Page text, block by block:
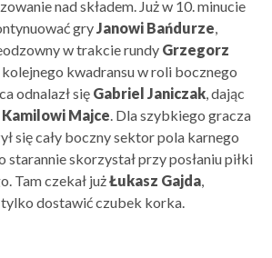
nad składem. Już w 10. minucie
gryJanowi Bańdurze,
w trakcie rundy Grzegorz
kolejnego kwadransu w roli bocznego
odnalazł się Gabriel Janiczak, dając
Kamilowi Majce. Dla szybkiego gracza
się cały boczny sektor pola karnego
starannie skorzystał przy posłaniu piłki
Tam czekał jużŁukasz Gajda,
dostawić czubek korka.